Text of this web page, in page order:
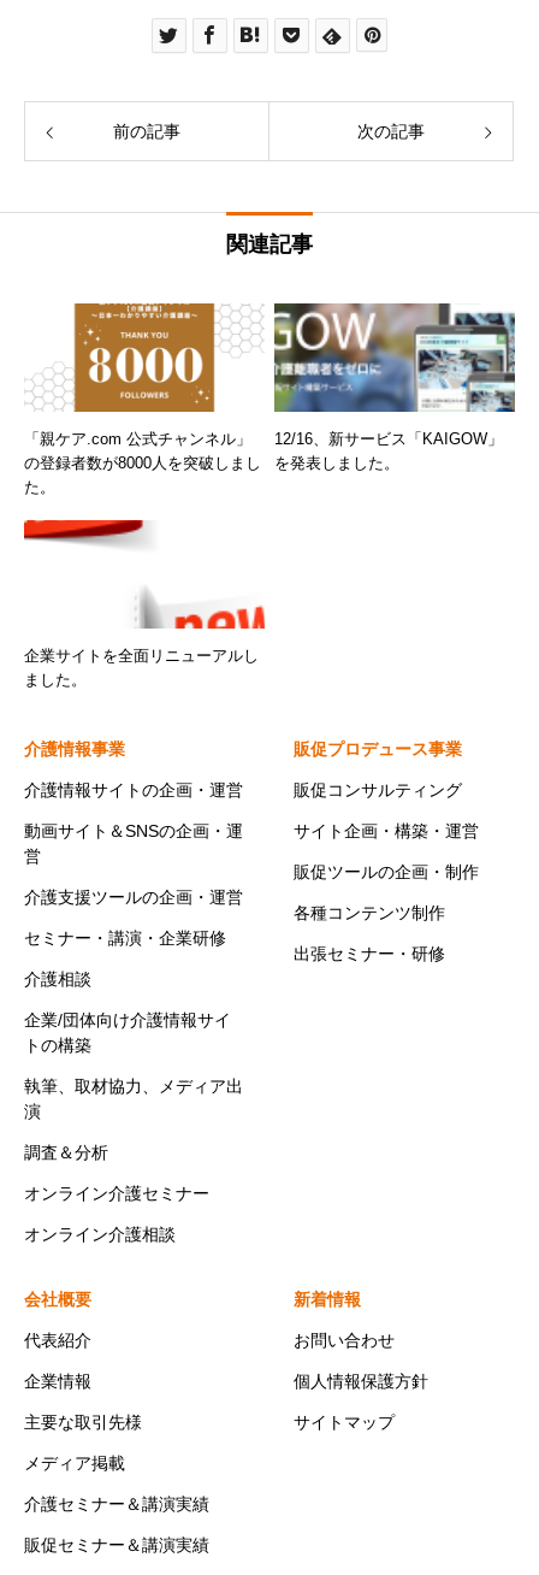
前の記事 次の記事
関連記事
「親ケア.com 公式チャンネル」
の登録者数が8000人を突破しまし
た。
12/16、新サービス「KAIGOW」
を発表しました。
企業サイトを全面リニューアルし
ました。
介護情報事業
介護情報サイトの企画・運営
動画サイト＆SNSの企画・運
営
介護支援ツールの企画・運営
セミナー・講演・企業研修
介護相談
企業/団体向け介護情報サイ
トの構築
執筆、取材協力、メディア出
演
調査＆分析
オンライン介護セミナー
オンライン介護相談
販促プロデュース事業
販促コンサルティング
サイト企画・構築・運営
販促ツールの企画・制作
各種コンテンツ制作
出張セミナー・研修
会社概要
代表紹介
企業情報
主要な取引先様
メディア掲載
介護セミナー＆講演実績
販促セミナー＆講演実績
新着情報
お問い合わせ
個人情報保護方針
サイトマップ